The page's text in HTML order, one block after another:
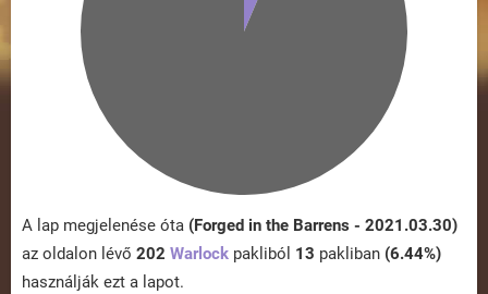
A lap megjelenése óta (Forged in the Barrens - 2021.03.30)
az oldalon lévő 202 Warlock pakliból 13 pakliban (6.44%)
használják ezt a lapot.